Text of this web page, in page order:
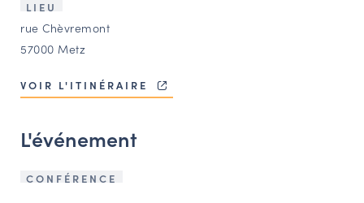
Espace acteurs
LIEU
rue Chèvremont
57000 Metz
VOIR L'ITINÉRAIRE
L'événement
CONFÉRENCE